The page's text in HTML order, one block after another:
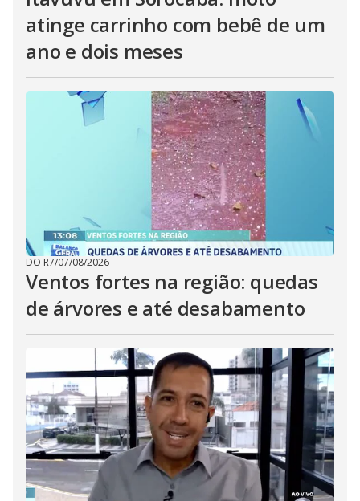
atinge carrinho com bebê de um
ano e dois meses
DO R7/07/08/2026
Ventos fortes na região: quedas
de árvores e até desabamento